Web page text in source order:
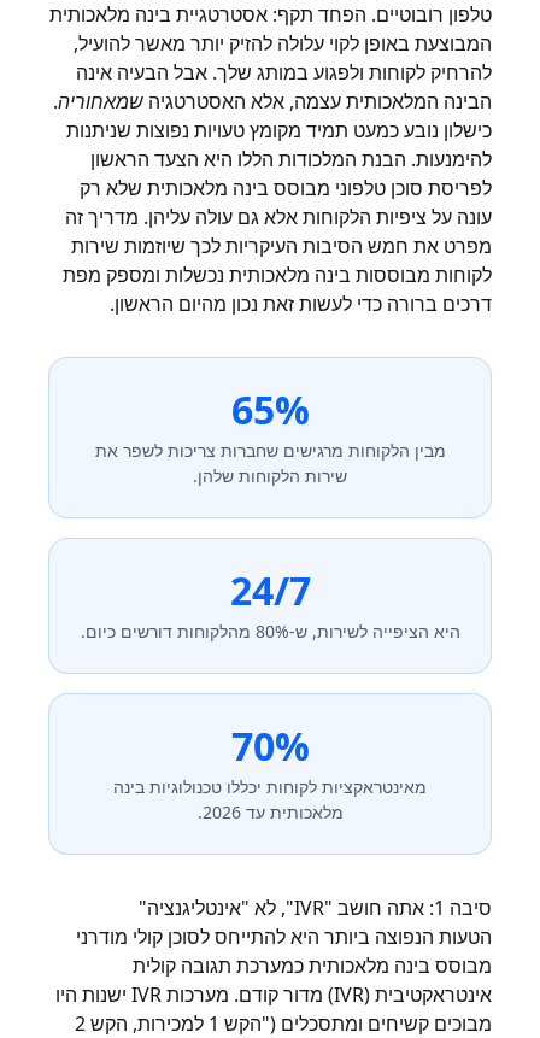
טלפון רובוטיים. הפחד תקף: אסטרטגיית בינה מלאכותית
המבוצעת באופן לקוי עלולה להזיק יותר מאשר להועיל,
להרחיק לקוחות ולפגוע במותג שלך. אבל הבעיה אינה
הבינה המלאכותית עצמה, אלא האסטרטגיה שמאחוריה.
כישלון נובע כמעט תמיד מקומץ טעויות נפוצות שניתנות
להימנעות. הבנת המלכודות הללו היא הצעד הראשון
לפריסת סוכן טלפוני מבוסס בינה מלאכותית שלא רק
עונה על ציפיות הלקוחות אלא גם עולה עליהן. מדריך זה
מפרט את חמש הסיבות העיקריות לכך שיוזמות שירות
לקוחות מבוססות בינה מלאכותית נכשלות ומספק מפת
דרכים ברורה כדי לעשות זאת נכון מהיום הראשון.
65%
מבין הלקוחות מרגישים שחברות צריכות לשפר את
שירות הלקוחות שלהן.
24/7
היא הציפייה לשירות, ש-80% מהלקוחות דורשים כיום.
70%
מאינטראקציות לקוחות יכללו טכנולוגיות בינה
מלאכותית עד 2026.
סיבה 1: אתה חושב "IVR", לא "אינטליגנציה"
הטעות הנפוצה ביותר היא להתייחס לסוכן קולי מודרני
מבוסס בינה מלאכותית כמערכת תגובה קולית
אינטראקטיבית (IVR) מדור קודם. מערכות IVR ישנות היו
מבוכים קשיחים ומתסכלים ("הקש 1 למכירות, הקש 2